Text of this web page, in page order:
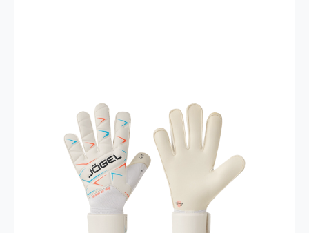
(33%)- сумма всех заказов за 6 месяцев
80.000 рублей
Опт 2(36%) - сумма всех заказов за 6 месяцев
200.000 рублей.
(38%) -сумма всех заказов за 6 месяцев -
400.000 рублей.